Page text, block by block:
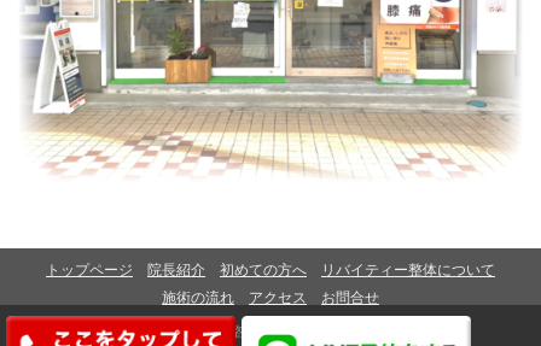
LINEから予約をする
(C) リバイティー整体サロン 併設 AKITA整骨院
トップページ 院長紹介 初めての方へ
リバイティー整体について
施術の流れ
アクセス お問合せ